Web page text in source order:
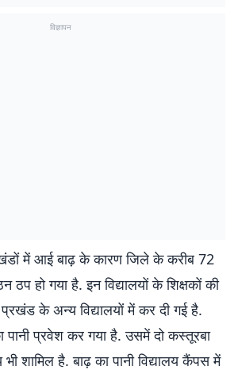
विज्ञापन
में आई बाढ़ के कारण जिले के करीब 72
ठप हो गया है. इन विद्यालयों के शिक्षकों की
के अन्य विद्यालयों में कर दी गई है.
पानी प्रवेश कर गया है. उसमें दो कस्तूरबा
भी शामिल है. बाढ़ का पानी विद्यालय कैंपस में